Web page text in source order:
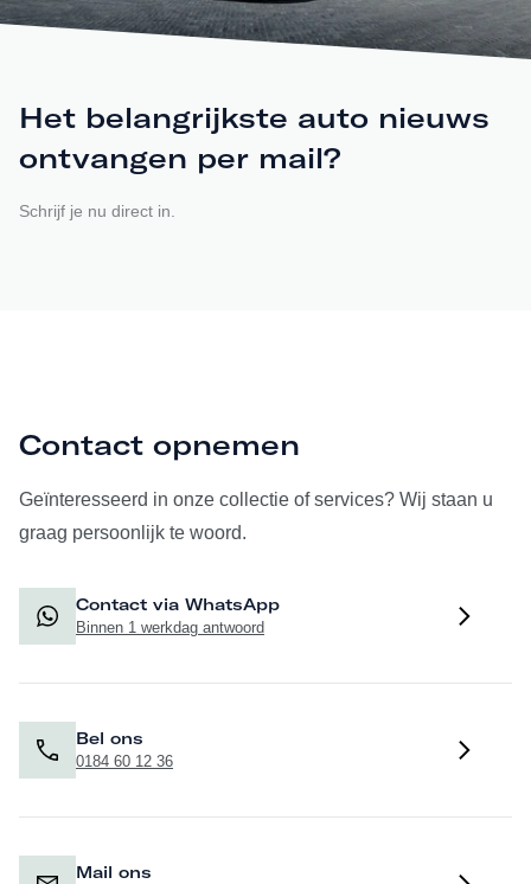
Het belangrijkste auto nieuws
ontvangen per mail?
Schrijf je nu direct in.
Contact opnemen
Geïnteresseerd in onze collectie of services? Wij staan u
graag persoonlijk te woord.
Contact via WhatsApp
Binnen 1 werkdag antwoord
Bel ons
0184 60 12 36
Mail ons